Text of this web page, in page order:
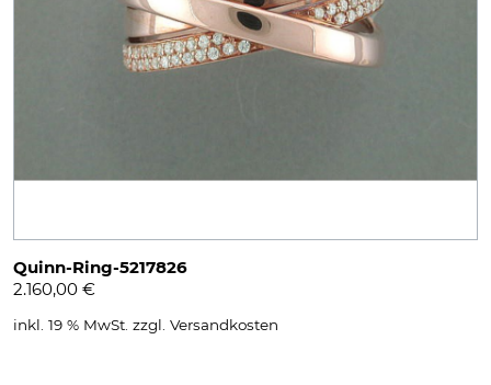
Quinn-Ring-5217826
2.160,00 €
inkl. 19 % MwSt. zzgl. Versandkosten